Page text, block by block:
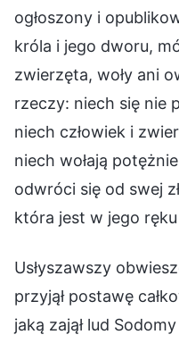
ogłoszony i
króla i jego dworu,
zwierzęta, woły ani
rzeczy: niech się nie
niech człowiek i
niech wołają
odwróci się od swej
która jest w jego
Usłyszawszy
przyjął postawę
jaką zajął lud